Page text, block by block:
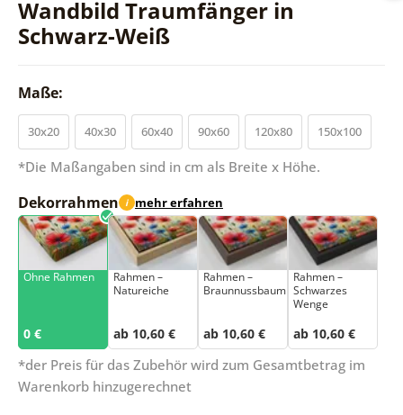
Wandbild Traumfänger in
Schwarz-Weiß
Maße:
30x20 40x30 60x40 90x60 120x80 150x100
*Die Maßangaben sind in cm als Breite x Höhe.
Dekorrahmen i mehr erfahren
Ohne Rahmen
0 €
Rahmen –
Natureiche
ab 10,60 €
Rahmen –
Braunnussbaum
ab 10,60 €
Rahmen –
Schwarzes
Wenge
ab 10,60 €
*der Preis für das Zubehör wird zum Gesamtbetrag im
Warenkorb hinzugerechnet